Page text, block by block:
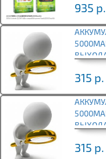
935 р.
315 р.
315 р.